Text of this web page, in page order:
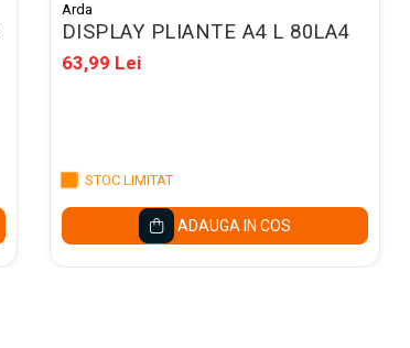
Arda
DISPLAY PLIANTE A4 L 80LA4
63,99 Lei
STOC LIMITAT
ADAUGA IN COS